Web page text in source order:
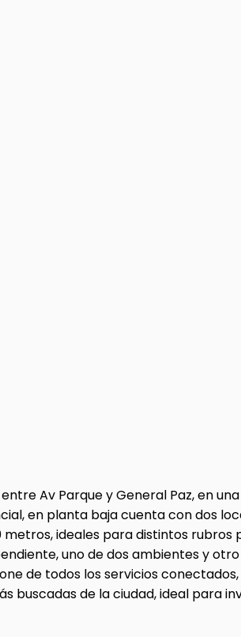
Av Parque y General Paz, en
en planta baja cuenta con dos
ideales para distintos
uno de dos ambientes y
de todos los servicios
de la ciudad, ideal para